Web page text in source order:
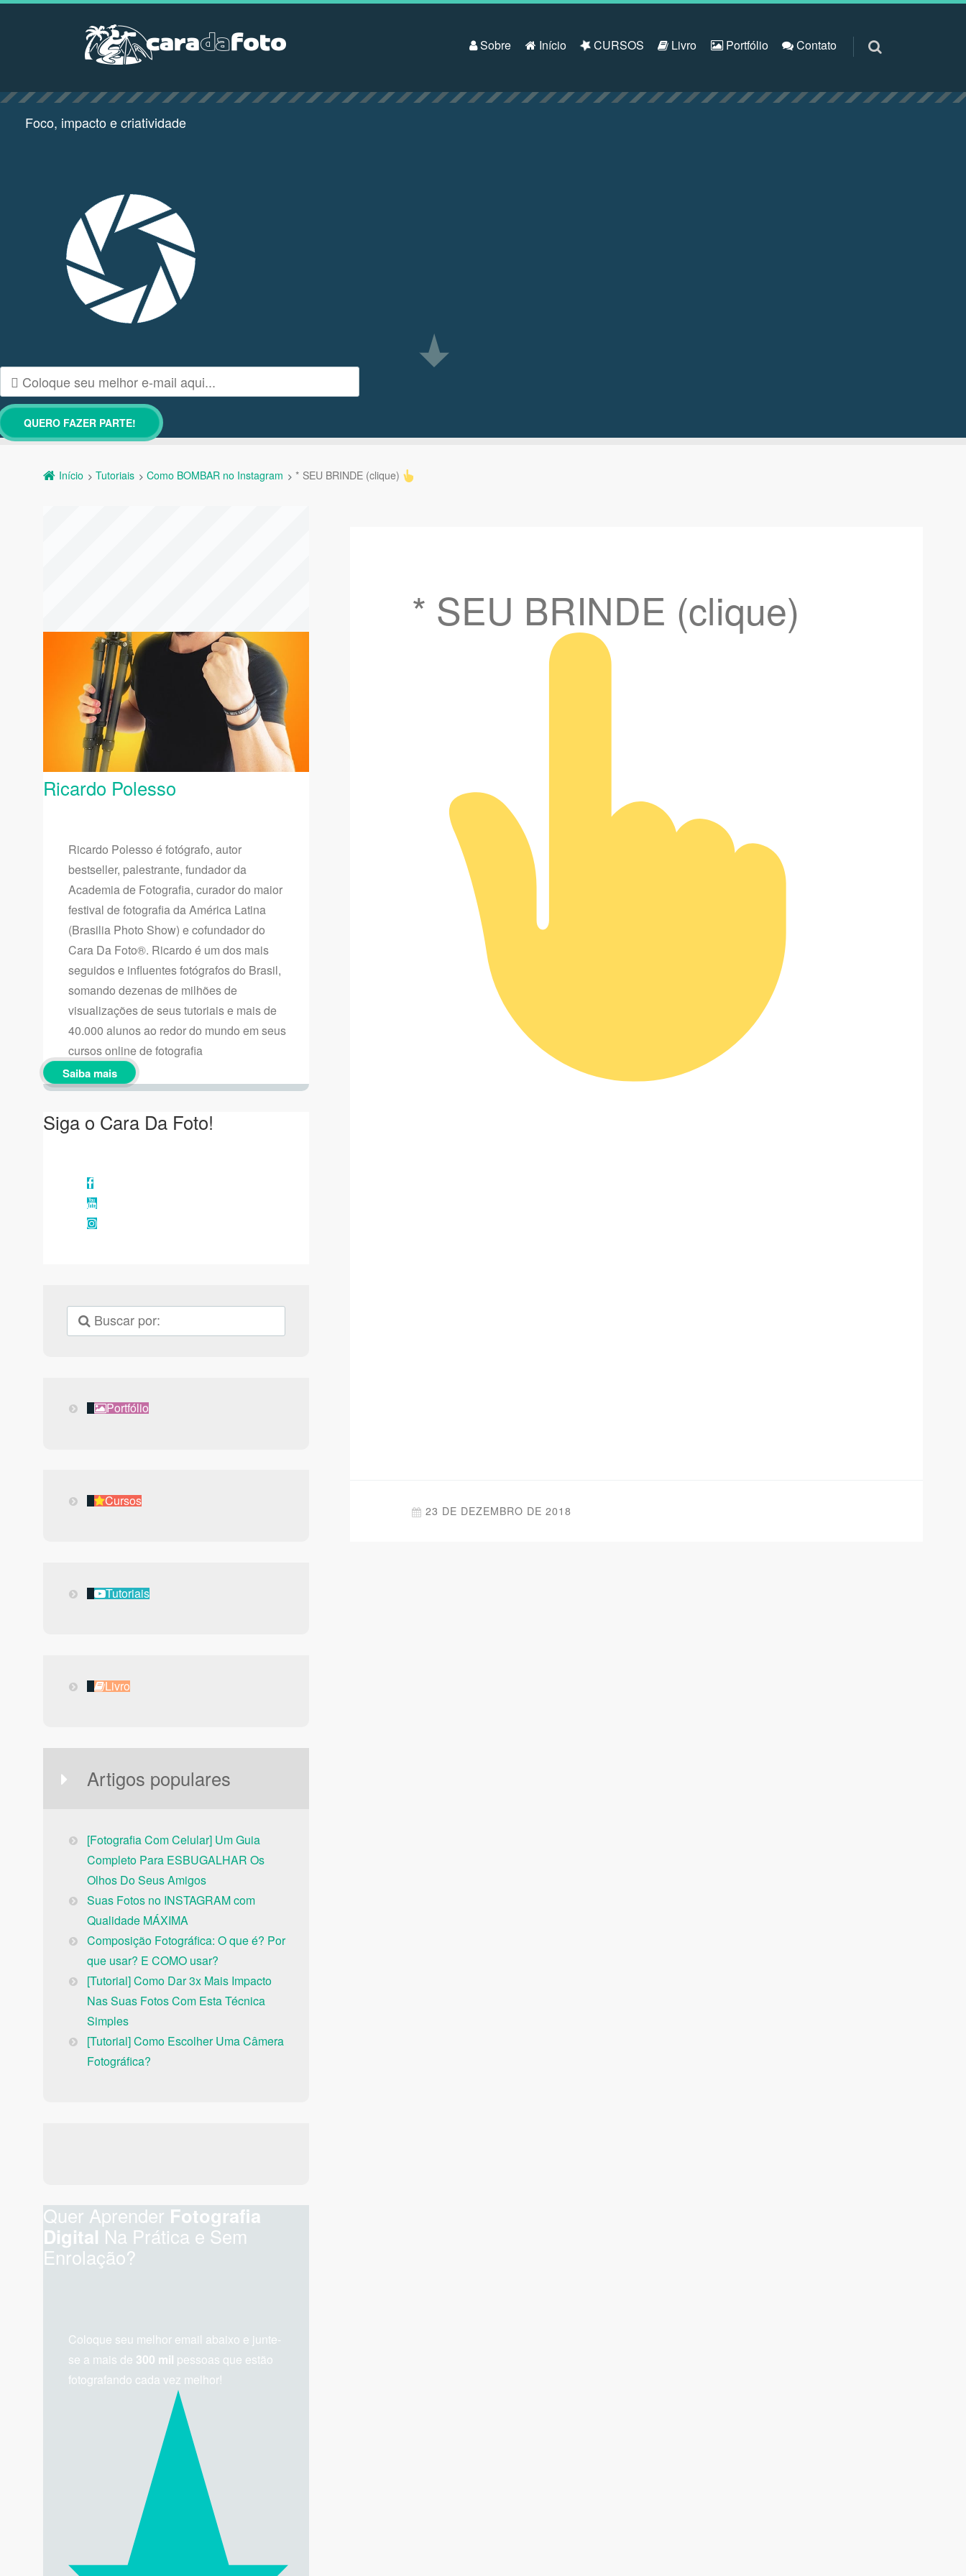
Pular para o conteúdo
Sobre Início CURSOS Livro Portfólio Contato
Foco, impacto e criatividade
Início Tutoriais Como BOMBAR no Instagram * SEU BRINDE (clique)
* SEU BRINDE (clique)
23 DE DEZEMBRO DE 2018
Ricardo Polesso
Ricardo Polesso é fotógrafo, autor
bestseller, palestrante, fundador da
Academia de Fotografia, curador do maior
festival de fotografia da América Latina
(Brasilia Photo Show) e cofundador do
Cara Da Foto®. Ricardo é um dos mais
seguidos e influentes fotógrafos do Brasil,
somando dezenas de milhões de
visualizações de seus tutoriais e mais de
40.000 alunos ao redor do mundo em seus
cursos online de fotografia
Saiba mais
Siga o Cara Da Foto!
Facebook
YouTube
Instagram
PortfólioPortfólio
CursosCursos
TutoriaisTutoriais
LivroLivro
Artigos populares
[Fotografia Com Celular] Um Guia
Completo Para ESBUGALHAR Os
Olhos Do Seus Amigos
Suas Fotos no INSTAGRAM com
Qualidade MÁXIMA
Composição Fotográfica: O que é? Por
que usar? E COMO usar?
[Tutorial] Como Dar 3x Mais Impacto
Nas Suas Fotos Com Esta Técnica
Simples
[Tutorial] Como Escolher Uma Câmera
Fotográfica?
Quer Aprender Fotografia
Digital Na Prática e Sem
Enrolação?
Coloque seu melhor email abaixo e junte-
se a mais de 300 mil pessoas que estão
fotografando cada vez melhor!